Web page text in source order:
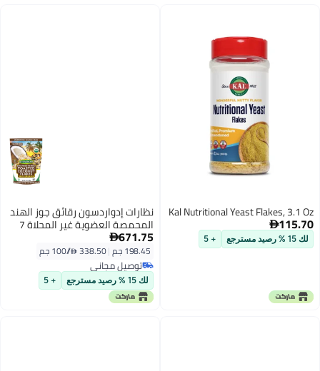
Kal Nutritional Yeast Flakes, 3.1 Oz
115.70
لك 15 % رصيد مسترجع + 5
نظارات إدواردسون رقائق جوز الهند
المحمصة العضوية غير المحلاة 7
أونصات 671.75
198.45 جم |338.50 /⁨/100 جم⁩
توصيل مجاني
توصيل مجانيلك 15 % رصيد مسترجع + 5